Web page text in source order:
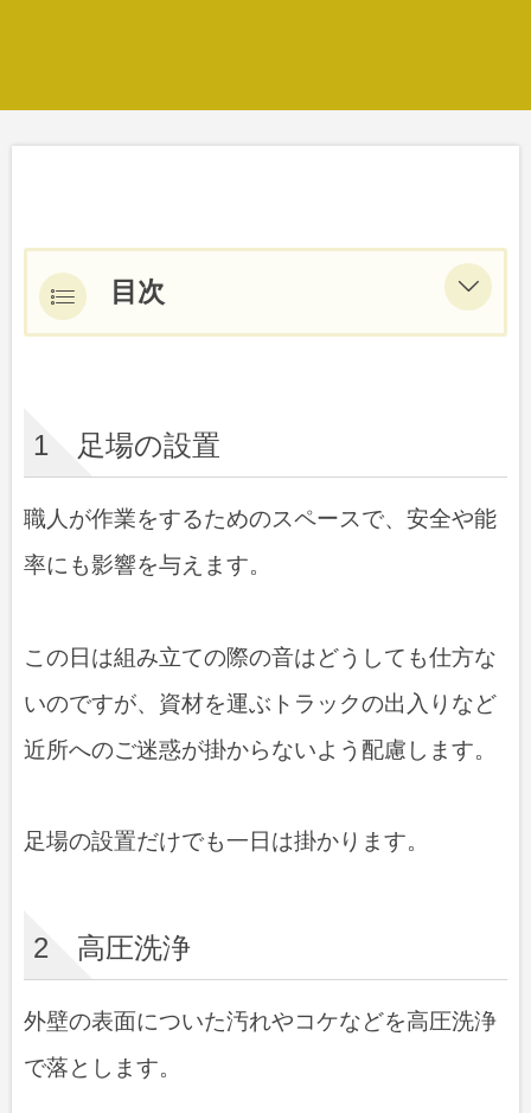
目次
3 養生
4 下地補修(下地調整)
5 下塗り
付帯部の塗装
10 足場解体
1 足場の設置
職人が作業をするためのスペースで、安全や能
率にも影響を与えます。
この日は組み立ての際の音はどうしても仕方な
いのですが、資材を運ぶトラックの出入りなど
近所へのご迷惑が掛からないよう配慮します。
足場の設置だけでも一日は掛かります。
2 高圧洗浄
外壁の表面についた汚れやコケなどを高圧洗浄
で落とします。